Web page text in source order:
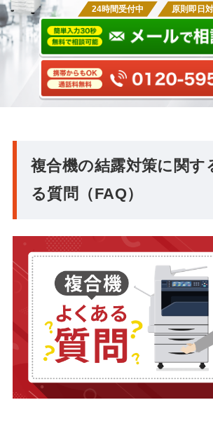
24時間受付中 原則即日
複合機の結露対策に関す
る質問（FAQ）